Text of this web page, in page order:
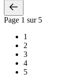
Page 1 sur 5
1
2
3
4
5